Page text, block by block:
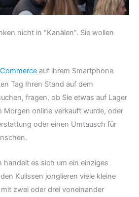
nicht in “Kanälen”. Sie wollen
auf ihrem Smartphone
Tag Ihren Stand auf dem
fragen, ob Sie etwas auf Lager
Morgen online verkauft wurde, oder
oder einen Umtausch für
handelt es sich um ein einziges
Kulissen jonglieren viele kleine
zwei oder drei voneinander